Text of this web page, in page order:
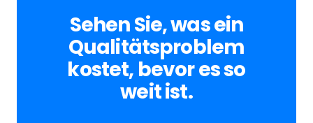
Sehen Sie, was ein
Qualitätsproblem
kostet, bevor es so
weit ist.